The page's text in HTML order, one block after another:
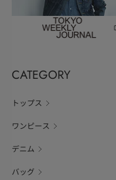
CATEGORY
トップス
ワンピース
デニム
バッグ